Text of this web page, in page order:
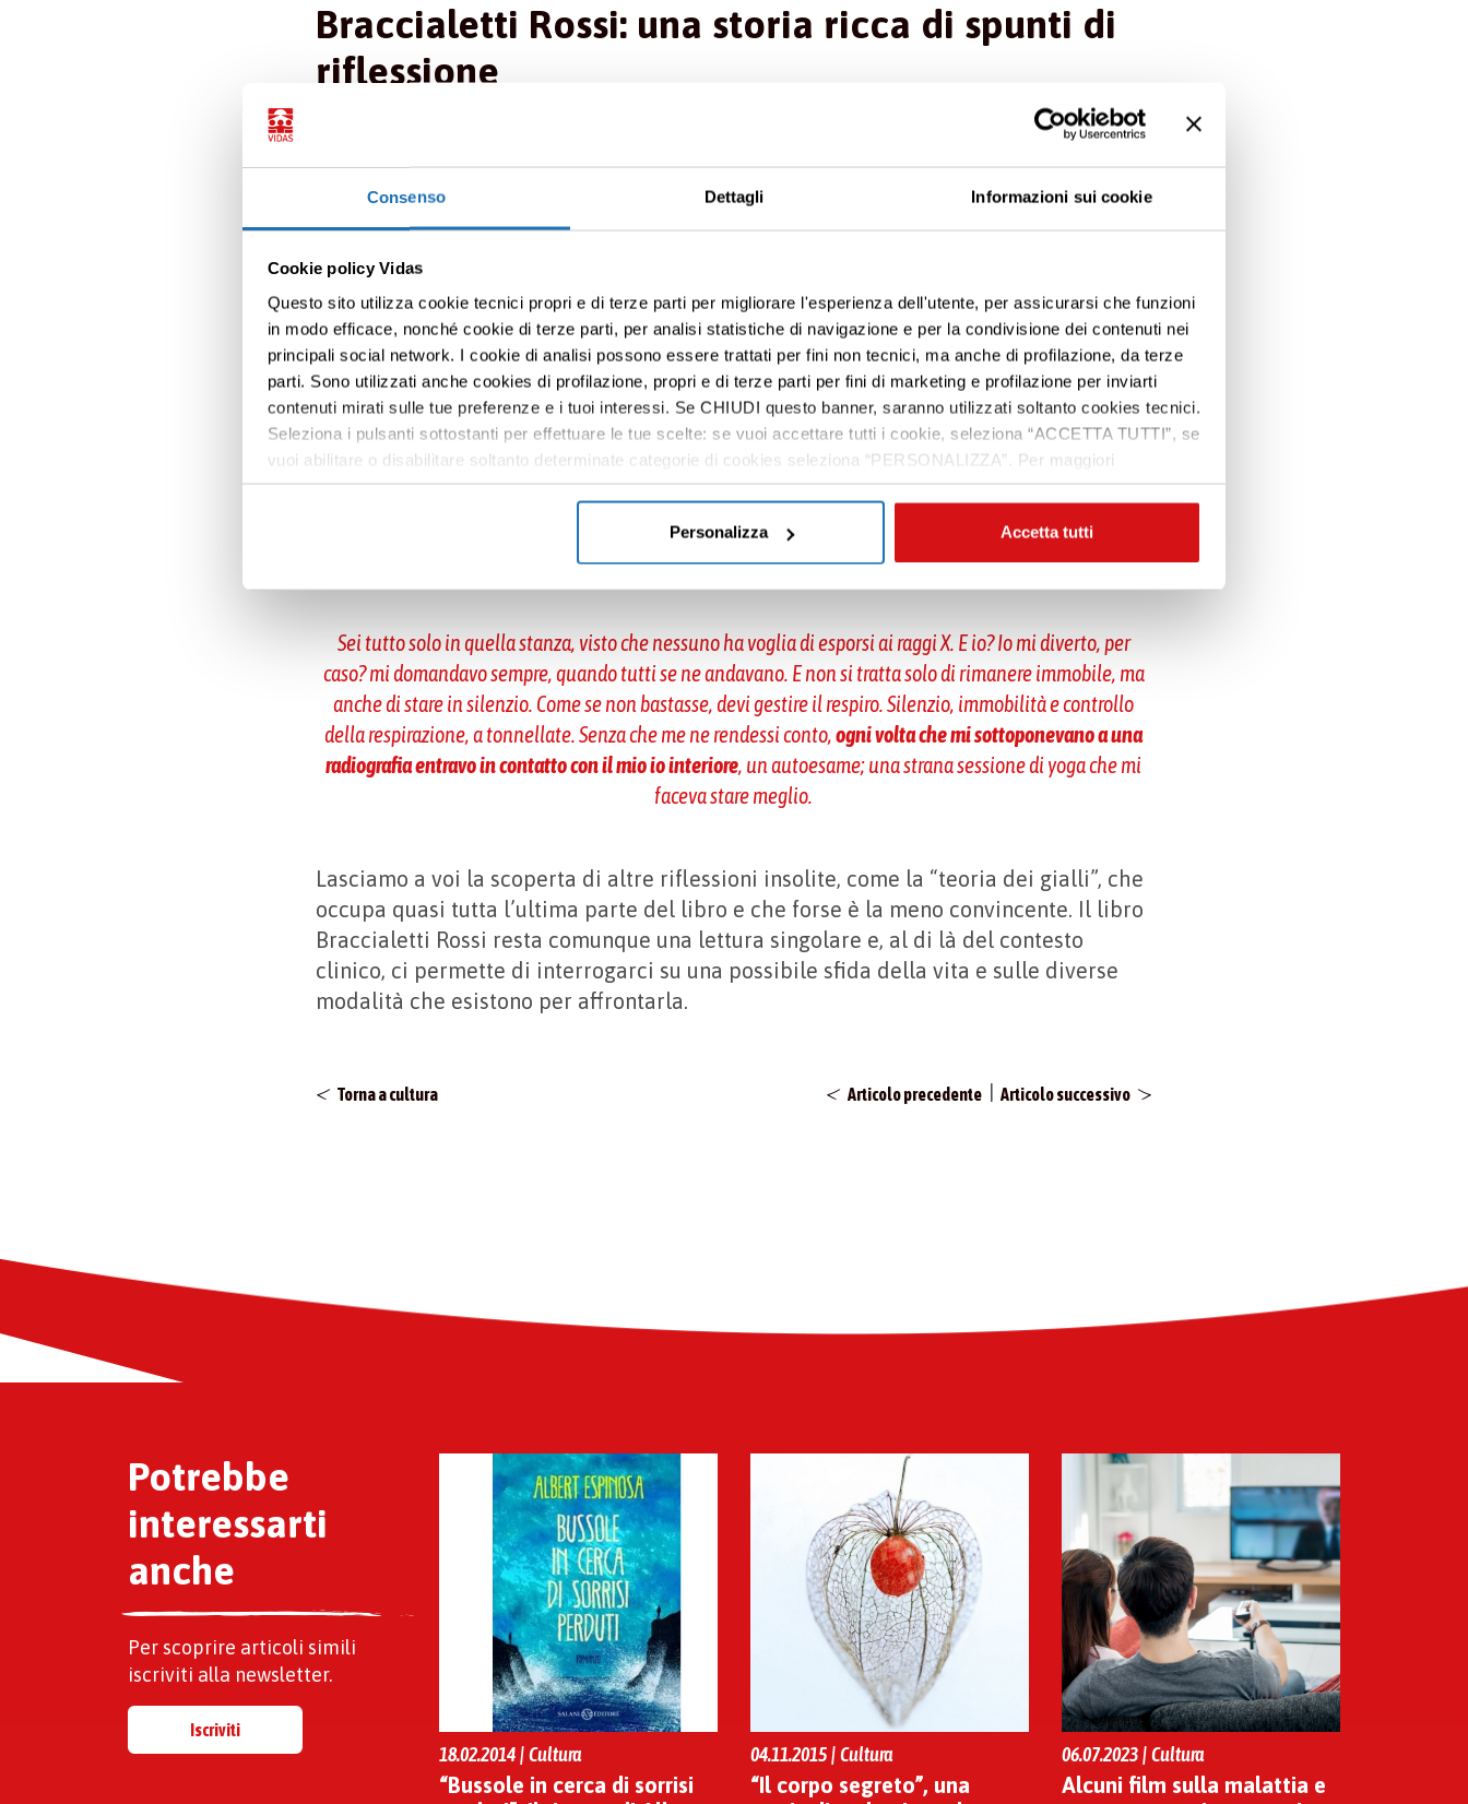
Consenso Dettagli Informazioni sui cookie
Cookie policy Vidas
Questo sito utilizza cookie tecnici propri e di terze parti per migliorare l'esperienza dell'utente, per assicurarsi che funzioni
in modo efficace, nonché cookie di terze parti, per analisi statistiche di navigazione e per la condivisione dei contenuti nei
principali social network. I cookie di analisi possono essere trattati per fini non tecnici, ma anche di profilazione, da terze
parti. Sono utilizzati anche cookies di profilazione, propri e di terze parti per fini di marketing e profilazione per inviarti
contenuti mirati sulle tue preferenze e i tuoi interessi. Se CHIUDI questo banner, saranno utilizzati soltanto cookies tecnici.
Seleziona i pulsanti sottostanti per effettuare le tue scelte: se vuoi accettare tutti i cookie, seleziona “ACCETTA TUTTI”, se
vuoi abilitare o disabilitare soltanto determinate categorie di cookies seleziona “PERSONALIZZA”. Per maggiori
informazioni e modificare le tue preferenze vai alla nostracookie policy.
Personalizza Accetta tutti
Braccialetti Rossi: una storia ricca di spunti di
riflessione
Gli spunti di riflessione che questo libro contiene sono infiniti, e alcuni sono
particolari. Molti di questi fanno pensare, e probabilmente discutere. Ad esempio,
Quella che viene definita “soglia del dolore” è l’attimo in cui cominci a sentirlo, è l’anticamera del dolore,
il momento in cui la tua testa pensa che sta per sentire male da qualche parte. La soglia del dolore è a
mezzo centimetro dal dolore. Sì, sono in grado di misurarlo; sarà un’eredità della laurea in ingegneria, sta
di fatto che mi viene naturale usare i numeri per pesare emozioni, sofferenza e persone. A volte mi chiedo
se questo particolare ibrido non sia nato dal connubio tra cancro e ingegneria.Poco alla volta, abbiamo
smesso di sentire dolore, a cominciare dalle iniezioni della chemio. Quando ti fanno un’iniezione di solito
senti male, maabbiamo scoperto che il dolore deriva dall’idea del dolore.
O, ancora, lo strano addestramento che Albert svolge su sé stesso per affrontare le
tante radiografie a cui viene sottoposto:
Sei tutto solo in quella stanza, visto che nessuno ha voglia di esporsi ai raggi X. E io? Io mi diverto, per
caso? mi domandavo sempre, quando tutti se ne andavano. E non si tratta solo di rimanere immobile, ma
anche di stare in silenzio. Come se non bastasse, devi gestire il respiro. Silenzio, immobilità e controllo
della respirazione, a tonnellate. Senza che me ne rendessi conto,ogni volta che mi sottoponevano a una
radiografia entravo in contatto con il mio io interiore, un autoesame; una strana sessione di yoga che mi
faceva stare meglio.
Lasciamo a voi la scoperta di altre riflessioni insolite, come la “teoria dei gialli”, che
occupa quasi tutta l’ultima parte del libro e che forse è la meno convincente. Il libro
Braccialetti Rossi resta comunque una lettura singolare e, al di là del contesto
clinico, ci permette di interrogarci su una possibile sfida della vita e sulle diverse
modalità che esistono per affrontarla.
Torna a cultura Articolo precedente Articolo successivo
Potrebbe
interessarti
anche
Per scoprire articoli simili
iscriviti alla newsletter.
Iscriviti
18.02.2014 | Cultura
“Bussole in cerca di sorrisi
04.11.2015 | Cultura
“Il corpo segreto”, una
06.07.2023 | Cultura
Alcuni film sulla malattia e
Premi INVIO per cercare o ESC per uscire